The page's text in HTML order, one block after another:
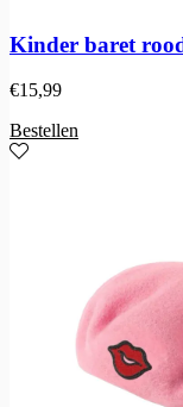
Kinder baret
€15,99
Bestellen